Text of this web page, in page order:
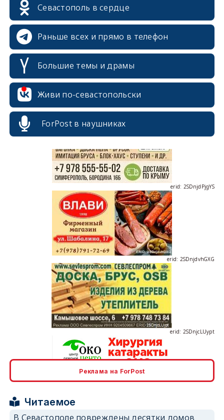
Севастополь в сердце
Раньше всех и прямо в телефон
Большие темы и драмы
Живи по-севастопольски
ForPost в наушниках
erid: 2SDnjcrDNw6
erid: 2SDnjdvhGXG
Реклама на ForPost
Читаемое
В Севастополе повреждены десятки домов